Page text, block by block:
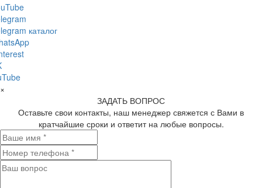
каталог
×
ЗАДАТЬ ВОПРОС
Оставьте свои контакты, наш менеджер свяжется с Вами в
кратчайшие сроки и ответит на любые вопросы.